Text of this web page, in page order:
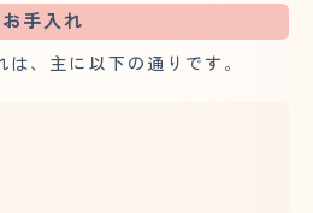
お手入れ
、主に以下の通りです。